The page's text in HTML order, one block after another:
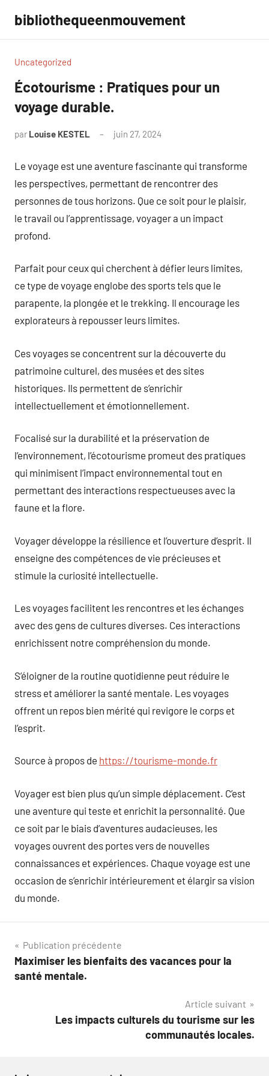
contenu
bibliothequeenmouvement
Uncategorized
Écotourisme : Pratiques pour un
voyage durable.
par Louise KESTEL juin 27, 2024
Le voyage est une aventure fascinante qui transforme
les perspectives, permettant de rencontrer des
personnes de tous horizons. Que ce soit pour le plaisir,
le travail ou l’apprentissage, voyager a un impact
profond.
Parfait pour ceux qui cherchent à défier leurs limites,
ce type de voyage englobe des sports tels que le
parapente, la plongée et le trekking. Il encourage les
explorateurs à repousser leurs limites.
Ces voyages se concentrent sur la découverte du
patrimoine culturel, des musées et des sites
historiques. Ils permettent de s’enrichir
intellectuellement et émotionnellement.
Focalisé sur la durabilité et la préservation de
l’environnement, l’écotourisme promeut des pratiques
qui minimisent l’impact environnemental tout en
permettant des interactions respectueuses avec la
faune et la flore.
Voyager développe la résilience et l’ouverture d’esprit. Il
enseigne des compétences de vie précieuses et
stimule la curiosité intellectuelle.
Les voyages facilitent les rencontres et les échanges
avec des gens de cultures diverses. Ces interactions
enrichissent notre compréhension du monde.
S’éloigner de la routine quotidienne peut réduire le
stress et améliorer la santé mentale. Les voyages
offrent un repos bien mérité qui revigore le corps et
l’esprit.
Source à propos de https://tourisme-monde.fr
Voyager est bien plus qu’un simple déplacement. C’est
une aventure qui teste et enrichit la personnalité. Que
ce soit par le biais d’aventures audacieuses, les
voyages ouvrent des portes vers de nouvelles
connaissances et expériences. Chaque voyage est une
occasion de s’enrichir intérieurement et élargir sa vision
du monde.
Navigation
de
Publication précédente
Maximiser les bienfaits des vacances pour la
santé mentale.
Article suivant
Les impacts culturels du tourisme sur les
communautés locales.